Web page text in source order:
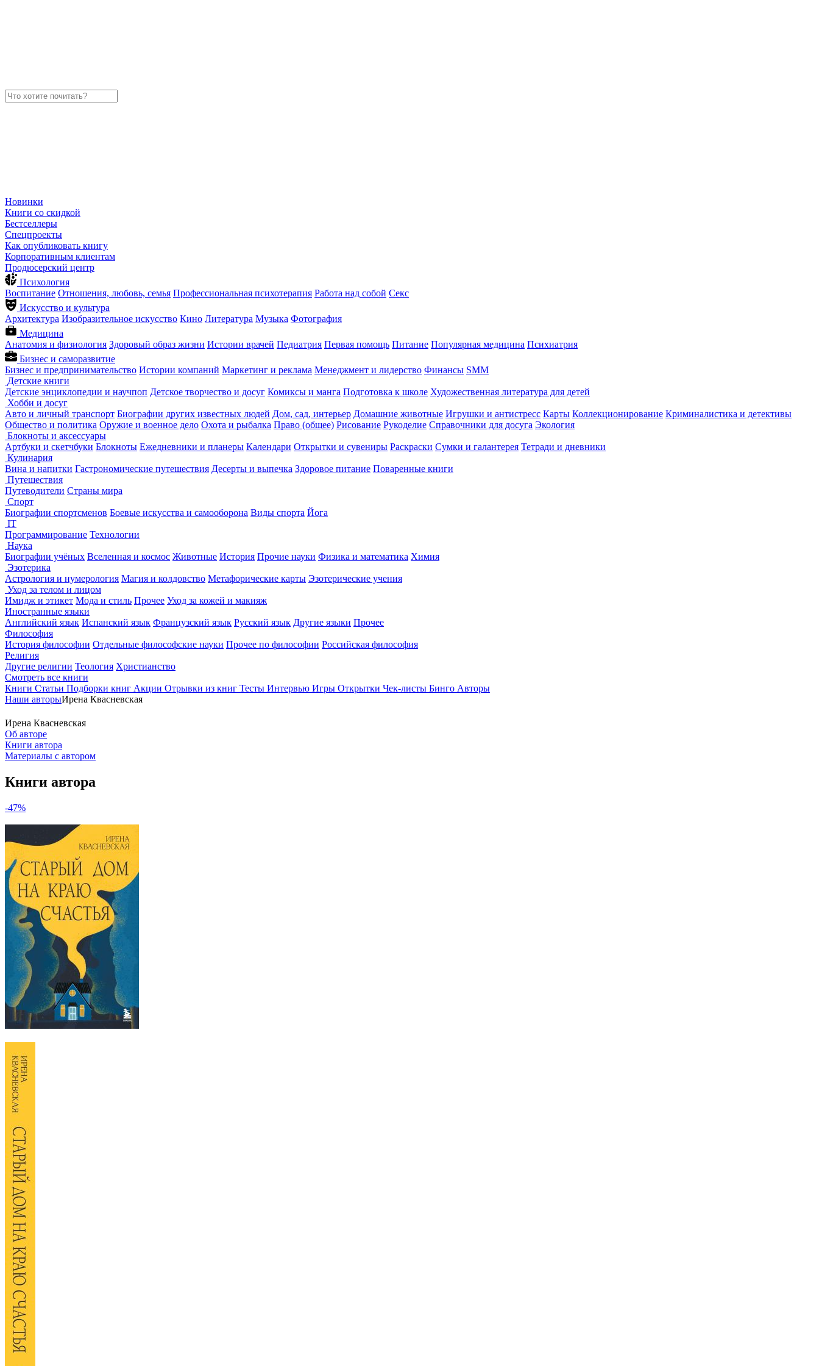
Новинки
Книги со скидкой
Бестселлеры
Спецпроекты
Как опубликовать книгу
Корпоративным клиентам
Продюсерский центр
Психология
Воспитание Отношения, любовь, семья Профессиональная психотерапия Работа над собой Секс
Искусство и культура
Архитектура Изобразительное искусство Кино Литература Музыка Фотография
Медицина
Анатомия и физиология Здоровый образ жизни Истории врачей Педиатрия Первая помощь Питание Популярная медицина Психиатрия
Бизнес и саморазвитие
Бизнес и предпринимательство Истории компаний Маркетинг и реклама Менеджмент и лидерство Финансы SMM
Детские книги
Детские энциклопедии и научпоп Детское творчество и досуг Комиксы и манга Подготовка к школе Художественная литература для детей
Хобби и досуг
Авто и личный транспорт Биографии других известных людей Дом, сад, интерьер Домашние животные Игрушки и антистресс Карты Коллекционирование Криминалистика и детективы
Общество и политика Оружие и военное дело Охота и рыбалка Право (общее) Рисование Рукоделие Справочники для досуга Экология
Блокноты и аксессуары
Артбуки и скетчбуки Блокноты Ежедневники и планеры Календари Открытки и сувениры Раскраски Сумки и галантерея Тетради и дневники
Кулинария
Вина и напитки Гастрономические путешествия Десерты и выпечка Здоровое питание Поваренные книги
Путешествия
Путеводители Страны мира
Спорт
Биографии спортсменов Боевые искусства и самооборона Виды спорта Йога
IT
Программирование Технологии
Наука
Биографии учёных Вселенная и космос Животные История Прочие науки Физика и математика Химия
Эзотерика
Астрология и нумерология Магия и колдовство Метафорические карты Эзотерические учения
Уход за телом и лицом
Имидж и этикет Мода и стиль Прочее Уход за кожей и макияж
Иностранные языки
Английский язык Испанский язык Французский язык Русский язык Другие языки Прочее
Философия
История философии Отдельные философские науки Прочее по философии Российская философия
Религия
Другие религии Теология Христианство
Смотреть все книги
Книги Статьи Подборки книг Акции Отрывки из книг Тесты Интервью Игры Открытки Чек-листы Бинго Авторы
Наши авторыИрена Квасневская
Ирена Квасневская
Об авторе
Книги автора
Материалы с автором
Книги автора
-47%